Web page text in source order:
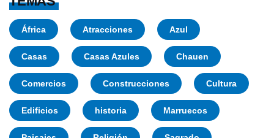
África Atracciones Azul
Casas Casas Azules Chauen
Comercios Construcciones Cultura
Edificios historia Marruecos